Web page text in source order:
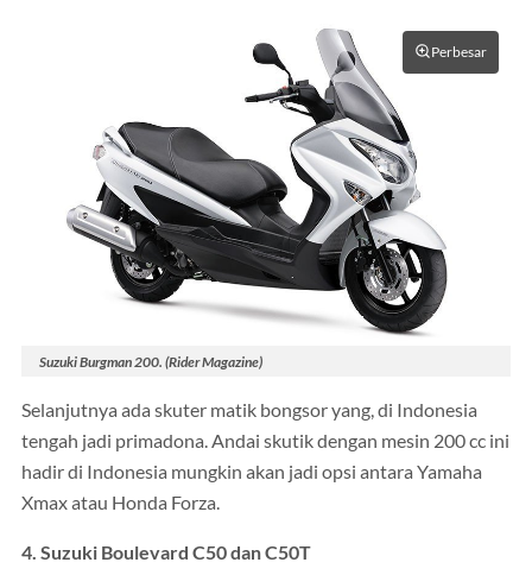
Perbesar
Suzuki Burgman 200. (Rider Magazine)
Selanjutnya ada skuter matik bongsor yang, di Indonesia
tengah jadi primadona. Andai skutik dengan mesin 200 cc ini
hadir di Indonesia mungkin akan jadi opsi antara Yamaha
Xmax atau Honda Forza.
4. Suzuki Boulevard C50 dan C50T